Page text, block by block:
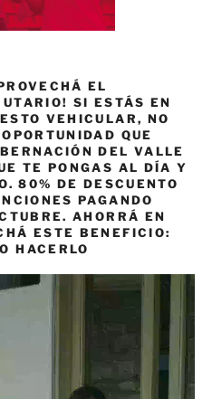
EL
SI ESTÁS EN
VEHICULAR, NO
QUE
DEL VALLE
TE PONGAS AL DÍA Y
80% DE DESCUENTO
PAGANDO
AHORRÁ EN
ESTE BENEFICIO:
HACERLO